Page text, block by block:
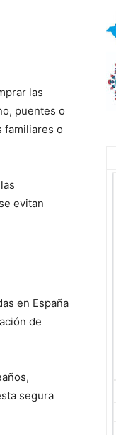
las
puentes o
familiares o
evitan
en España
de
segura